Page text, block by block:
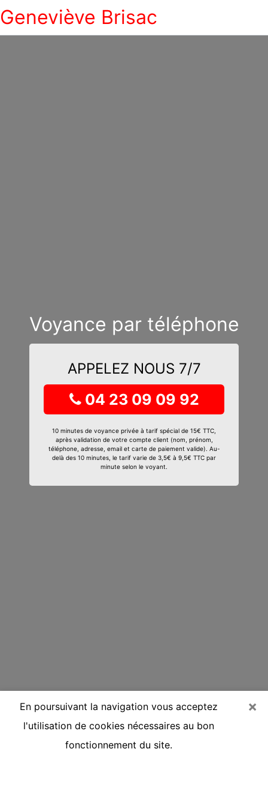
Geneviève Brisac
Voyance par téléphone
APPELEZ NOUS 7/7
04 23 09 09 92
10 minutes de voyance privée à tarif spécial de 15€ TTC,
après validation de votre compte client (nom, prénom,
téléphone, adresse, email et carte de paiement valide). Au-
delà des 10 minutes, le tarif varie de 3,5€ à 9,5€ TTC par
minute selon le voyant.
×
En poursuivant la navigation vous acceptez
l'utilisation de cookies nécessaires au bon
fonctionnement du site.